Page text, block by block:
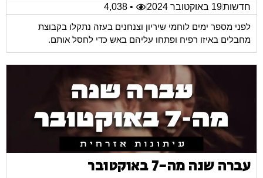
חדשות19 באוקטובר 2024
• 4,038
לפני מספר ימים לוחמי שיריון וצנחנים בעזה נתקלו בקבוצת
מחבלים באיזו רפיח ופתחו עליהם באש כדי לחסל אותם.
עברה שנה מה-7 באוקטובר